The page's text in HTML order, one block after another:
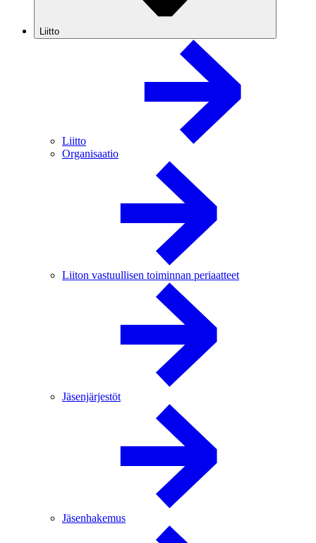
Liitto
Liitto
Organisaatio
Liiton vastuullisen toiminnan periaatteet
Jäsenjärjestöt
Jäsenhakemus